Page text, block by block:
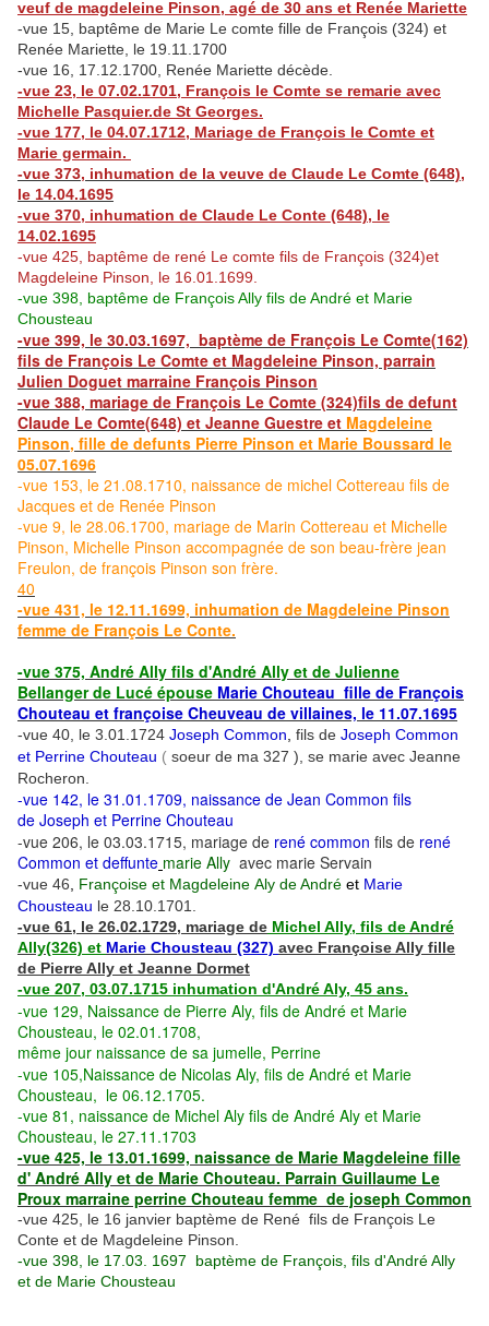
veuf de magdeleine Pinson, agé de 30 ans et Renée Mariette
-vue 15, baptême de Marie Le comte fille de François (324) et
Renée Mariette, le 19.11.1700
-vue 16, 17.12.1700, Renée Mariette décède.
-vue 23, le 07.02.1701, François le Comte se remarie avec
Michelle Pasquier.de St Georges.
-vue 177, le 04.07.1712, Mariage de François le Comte et
Marie germain.
-vue 373, inhumation de la veuve de Claude Le Comte (648),
le 14.04.1695
-vue 370, inhumation de Claude Le Conte (648), le
14.02.1695
-vue 425, baptême de rené Le comte fils de François (324)et
Magdeleine Pinson, le 16.01.1699.
-vue 398, baptême de François Ally fils de André et Marie
Chousteau
-vue 399, le 30.03.1697, baptème de François Le Comte(162)
fils de François Le Comte et Magdeleine Pinson, parrain
Julien Doguet marraine François Pinson
-vue 388, mariage de François Le Comte (324)fils de defunt
Claude Le Comte(648) et Jeanne Guestre et Magdeleine
Pinson, fille de defunts Pierre Pinson et Marie Boussard le
05.07.1696
-vue 153, le 21.08.1710, naissance de michel Cottereau fils de
Jacques et de Renée Pinson
-vue 9, le 28.06.1700, mariage de Marin Cottereau et Michelle
Pinson, Michelle Pinson accompagnée de son beau-frère jean
Freulon, de françois Pinson son frère.
40
-vue 431, le 12.11.1699, inhumation de Magdeleine Pinson
femme de François Le Conte.
-vue 375, André Ally fils d'André Ally et de Julienne
Bellanger de Lucé épouse Marie Chouteau fille de François
Chouteau et françoise Cheuveau de villaines, le 11.07.1695
-vue 40, le 3.01.1724 Joseph Common fils de Joseph Common
et Perrine Chouteau ( soeur de ma 327 ), se marie avec Jeanne
Rocheron.
-vue 142, le 31.01.1709, naissance de Jean Common fils
de Joseph et Perrine Chouteau
-vue 206, le 03.03.1715, mariage de rené common fils de rené
Common et deffunte marie Ally avec marie Servain
-vue 46 Françoise et Magdeleine Aly de André et Marie
Chousteau le 28.10.1701.
-vue 61, le 26.02.1729, mariage de Michel Ally, fils deAndré
Ally(326) et Marie Chousteau (327) avec Françoise Ally fille
de Pierre Ally et Jeanne Dormet
-vue 207, 03.07.1715 inhumation d'André Aly, 45 ans.
-vue 129, Naissance de Pierre Aly, fils de André et Marie
Chousteau, le 02.01.1708,
même jour naissance de sa jumelle, Perrine
-vue 105,Naissance de Nicolas Aly, fils de André et Marie
Chousteau, le 06.12.1705.
-vue 81, naissance de Michel Aly fils de André Aly et Marie
Chousteau, le 27.11.1703
-vue 425, le 13.01.1699, naissance de Marie Magdeleine fille
d' André Ally et de Marie Chouteau. Parrain Guillaume Le
Proux marraine perrine Chouteau femme de joseph Common
-vue 425, le 16 janvier baptème de René fils de François Le
Conte et de Magdeleine Pinson.
-vue 398, le 17.03. 1697 baptème de François, fils d'André Ally
et de Marie Chousteau